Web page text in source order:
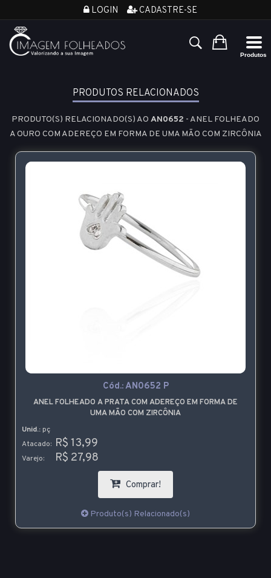
LOGIN CADASTRE-SE
PRODUTOS RELACIONADOS
PRODUTO(S) RELACIONADO(S) AO AN0652 - ANEL FOLHEADO
A OURO COM ADEREÇO EM FORMA DE UMA MÃO COM ZIRCÔNIA
Cód.:AN0652 P
ANEL FOLHEADO A PRATA COM ADEREÇO EM FORMA DE
UMA MÃO COM ZIRCÔNIA
Unid.: pç
Atacado: R$ 13,99
Varejo: R$ 27,98
Comprar!
Produto(s) Relacionado(s)